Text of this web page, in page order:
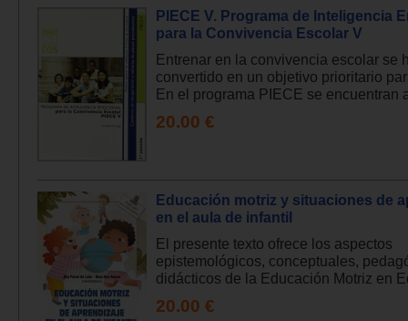
PIECE V. Programa de Inteligencia
para la Convivencia Escolar V
Entrenar en la convivencia escolar se
convertido en un objetivo prioritario
En el programa PIECE se encuentran
20.00 €
Educación motriz y situaciones de
en el aula de infantil
El presente texto ofrece los aspectos
epistemológicos, conceptuales,
didácticos de la Educación Motriz en
20.00 €